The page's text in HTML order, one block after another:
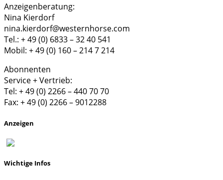
Anzeigenberatung:
Nina Kierdorf
nina.kierdorf@westernhorse.com
Tel.: + 49 (0) 6833 – 32 40 541
Mobil: + 49 (0) 160 – 214 7 214
Abonnenten
Service + Vertrieb:
Tel: + 49 (0) 2266 – 440 70 70
Fax: + 49 (0) 2266 – 9012288
Anzeigen
Wichtige Infos